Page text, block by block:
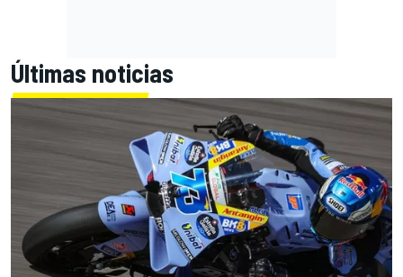
Últimas noticias